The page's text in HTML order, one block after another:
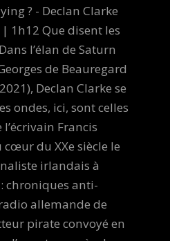
? - Declan Clarke
1h12 Que disent les
l’élan de Saturn
de Beauregard
Declan Clarke se
ondes, ici, sont celles
Francis
du XXe siècle le
irlandais à
chroniques anti-
allemande de
pirate convoyé en